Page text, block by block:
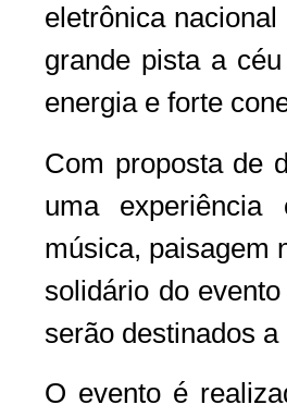
eletrônica
grande pista a
energia e forte
Com proposta de
uma
música, paisagem
solidário do
serão destinados
O evento é